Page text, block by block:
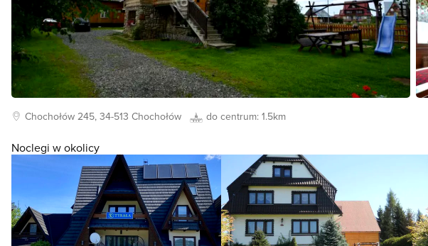
Chochołów245, 34-513 Chochołów do centrum:1.5km
Noclegi w okolicy